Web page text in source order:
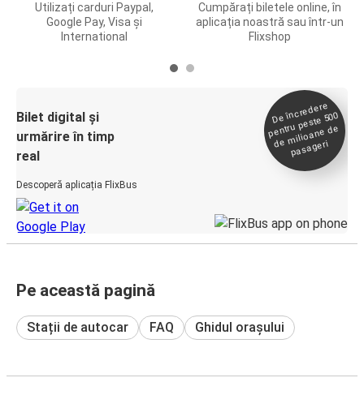
Utilizați carduri Paypal,
Google Pay, Visa și
International
Cumpărați biletele online, în
aplicația noastră sau într-un
Flixshop
Bilet digital și
urmărire în timp
real
Descoperă aplicația FlixBus
De încredere
pentru peste 500
de
milioane de
pasageri
Pe această pagină
Stații de autocar FAQ Ghidul orașului